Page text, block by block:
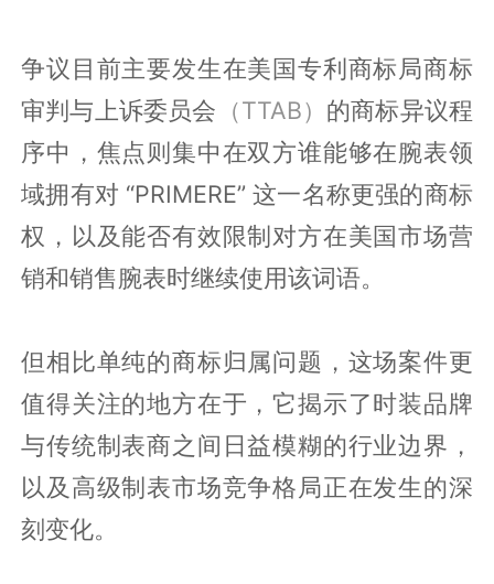
争议目前主要发生在美国专利商标局商标
审判与上诉委员会 （TTAB） 的商标异议程
序中，焦点则集中在双方谁能够在腕表领
域拥有对 “PRIMERE” 这一名称更强的商标
权，以及能否有效限制对方在美国市场营
销和销售腕表时继续使用该词语。
但相比单纯的商标归属问题，这场案件更
值得关注的地方在于，它揭示了时装品牌
与传统制表商之间日益模糊的行业边界，
以及高级制表市场竞争格局正在发生的深
刻变化。